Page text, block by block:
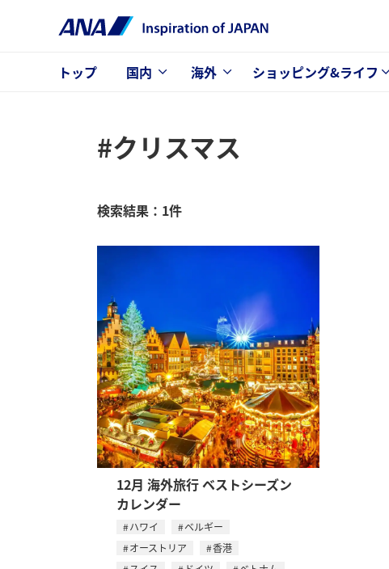
トップ 国内 海外 ショッピング&ライフ
#クリスマス
検索結果：1件
12月 海外旅行 ベストシーズン
カレンダー
ハワイ
ベルギー
オーストリア
香港